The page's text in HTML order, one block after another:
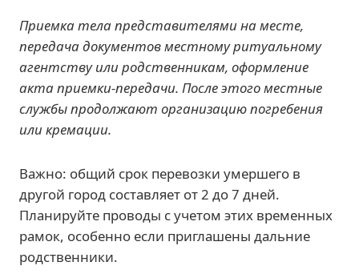
Приемка тела представителями на месте,
передача документов местному ритуальному
агентству или родственникам, оформление
акта приемки-передачи. После этого местные
службы продолжают организацию погребения
или кремации.
Важно: общий срок перевозки умершего в
другой город составляет от 2 до 7 дней.
Планируйте проводы с учетом этих временных
рамок, особенно если приглашены дальние
родственники.